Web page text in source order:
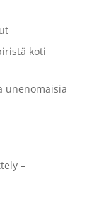
koti
unenomaisia
–